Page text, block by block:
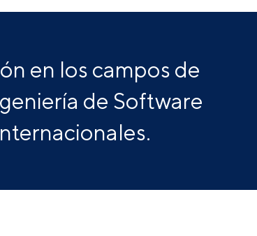
en los campos de
de Software